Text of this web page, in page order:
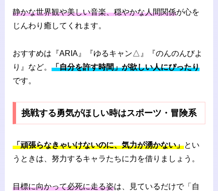
静かな世界観や美しい音楽、穏やかな人間関係が心を
じんわり癒してくれます。
おすすめは『ARIA』『ゆるキャン△』『のんのんびよ
り』など。 「自分を許す時間」が欲しい人にぴったり
です。
挑戦する勇気がほしい時はスポーツ・冒険系
「頑張らなきゃいけないのに、気力が湧かない」とい
うときは、努力するキャラたちに力を借りましょう。
目標に向かって必死に走る姿は、見ているだけで「自